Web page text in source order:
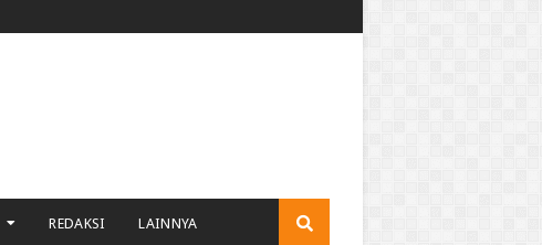
REDAKSI LAINNYA